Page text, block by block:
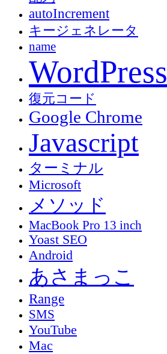
autoIncrement
キージェネレータ
name
WordPress
復元コード
Google Chrome
Javascript
ターミナル
Microsoft
メソッド
MacBook Pro 13 inch
Yoast SEO
Android
あさまっこ
Range
SMS
YouTube
Mac